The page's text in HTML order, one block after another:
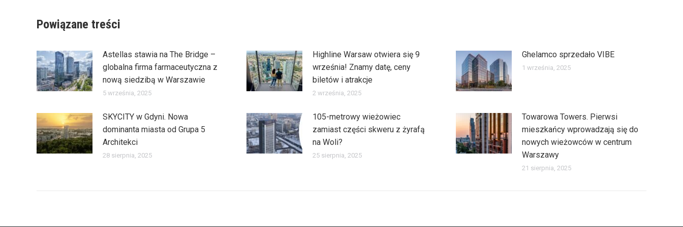
Powiązane treści
Astellas stawia na The Bridge –
globalna firma farmaceutyczna z
nową siedzibą w Warszawie
5 września, 2025
Highline Warsaw otwiera się 9
września! Znamy datę, ceny
biletów i atrakcje
2 września, 2025
Ghelamco sprzedało VIBE
1 września, 2025
SKYCITY w Gdyni. Nowa
dominanta miasta od Grupa 5
Architekci
28 sierpnia, 2025
105-metrowy wieżowiec
zamiast części skweru z żyrafą
na Woli?
25 sierpnia, 2025
Towarowa Towers. Pierwsi
mieszkańcy wprowadzają się do
nowych wieżowców w centrum
Warszawy
21 sierpnia, 2025